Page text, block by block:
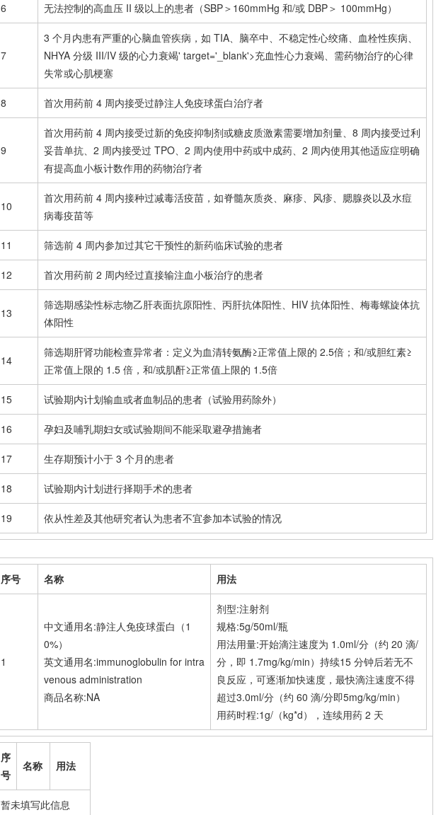
6 无法控制的高血压 II 级以上的患者（SBP＞160mmHg 和/或 DBP＞ 100mmHg）
7
3 个月内患有严重的心脑血管疾病 ，如 TIA、脑卒中、不稳定性心绞痛、 血栓性疾病、
NHYA 分级 III/IV 级的心力衰竭' target='_blank'>充血性心力衰竭、需药物治疗的心律
失常或心肌梗塞
8 首次用药前 4 周内接受过静注人免疫球蛋白治疗者
9
首次用药前 4 周内接受过新的免疫抑制剂或糖皮质激素需要增加剂量、8 周内接受过利
妥昔单抗、2 周内接受过 TPO、2 周内使用中药或中成药、2 周内使用其他适应症明确
有提高血小板计数作用的药物治疗者
10
首次用药前 4 周内接种过减毒活疫苗，如脊髓灰质炎、麻疹、风疹、 腮腺炎以及水痘
病毒疫苗等
11 筛选前 4 周内参加过其它干预性的新药临床试验的患者
12 首次用药前 2 周内经过直接输注血小板治疗的患者
13
筛选期感染性标志物乙肝表面抗原阳性、丙肝抗体阳性、HIV 抗体阳性、梅毒螺旋体抗
体阳性
14
筛选期肝肾功能检查异常者：定义为血清转氨酶≥正常值上限的 2.5倍；和/或胆红素≥
正常值上限的 1.5 倍，和/或肌酐≥正常值上限的 1.5倍
15 试验期内计划输血或者血制品的患者（试验用药除外）
16 孕妇及哺乳期妇女或试验期间不能采取避孕措施者
17 生存期预计小于 3 个月的患者
18 试验期内计划进行择期手术的患者
19 依从性差及其他研究者认为患者不宜参加本试验的情况
序号 名称 用法
1
中文通用名:静注人免疫球蛋白（1
0%）
英文通用名:immunoglobulin for intra
venous administration
商品名称:NA
剂型:注射剂
规格:5g/50ml/瓶
用法用量:开始滴注速度为 1.0ml/分（约 20 滴/
分，即 1.7mg/kg/min）持续15 分钟后若无不
良反应，可逐渐加快速度，最快滴注速度不得
超过3.0ml/分（约 60 滴/分即5mg/kg/min）
用药时程:1g/（kg*d），连续用药 2 天
序
号
名称 用法
暂未填写此信息